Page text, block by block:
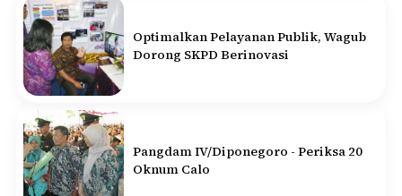
Optimalkan Pelayanan Publik, Wagub
Dorong SKPD Berinovasi
Pangdam IV/Diponegoro - Periksa 20
Oknum Calo